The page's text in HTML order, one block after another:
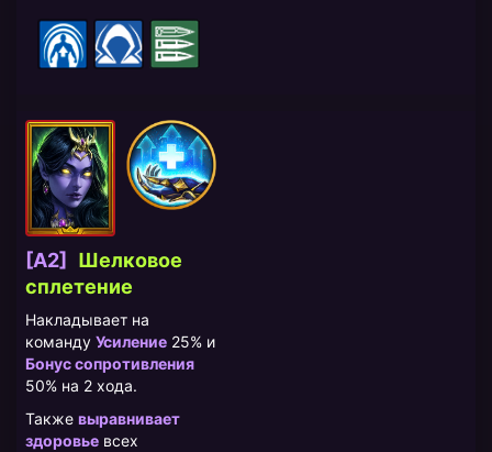
[A2]
Шелковое
сплетение
Накладывает на
команду Усиление 25% и
Бонус сопротивления
50% на 2 хода.
Также выравнивает
здоровье всех